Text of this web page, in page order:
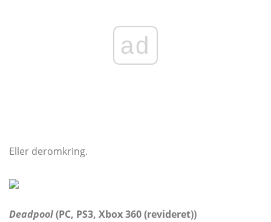
ad
Eller deromkring.
Deadpool(PC, PS3, Xbox 360 (revideret))